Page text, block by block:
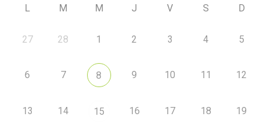
L M M J V S D
27 28 1 2 3 4 5
6 7 8 9 10 11 12
13 14 15 16 17 18 19